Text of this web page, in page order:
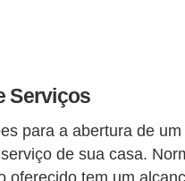
Serviços
para a abertura de
de sua casa.
oferecido tem um